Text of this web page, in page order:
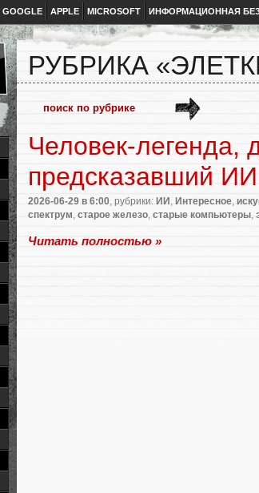
GOOGLE APPLE MICROSOFT ИНФОРМАЦИОННАЯ
РУБРИКА
Человек-легенда,
предсказавший ИИ
2026-06-29 в 6:00 , рубрики: ИИ Интересное
спектрум старое железо старые компьютеры
Читать полностью »